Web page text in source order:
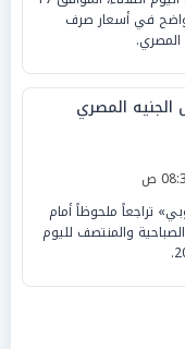
الواضح في أسعار صرف
المصري.
الجنيه المصري
تراجعاً ملحوظاً أمام
والمنتصف لليوم